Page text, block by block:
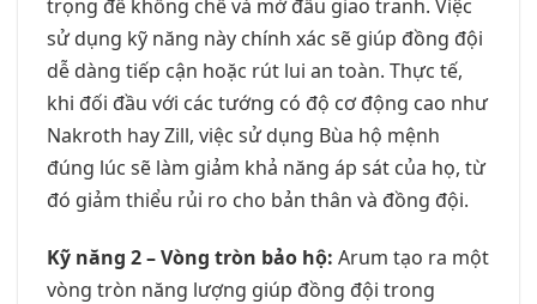
trọng để khống chế và mở đầu giao tranh. Việc
sử dụng kỹ năng này chính xác sẽ giúp đồng đội
dễ dàng tiếp cận hoặc rút lui an toàn. Thực tế,
khi đối đầu với các tướng có độ cơ động cao như
Nakroth hay Zill, việc sử dụng Bùa hộ mệnh
đúng lúc sẽ làm giảm khả năng áp sát của họ, từ
đó giảm thiểu rủi ro cho bản thân và đồng đội.
Kỹ năng 2 – Vòng tròn bảo hộ: Arum tạo ra một
vòng tròn năng lượng giúp đồng đội trong